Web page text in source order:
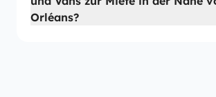
Orléans?